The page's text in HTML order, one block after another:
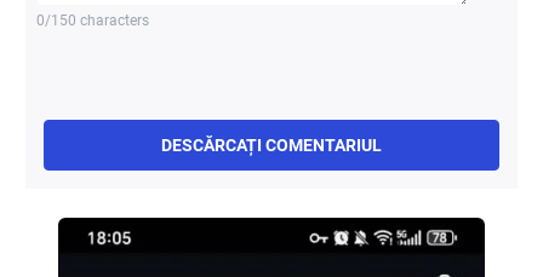
0/150 characters
DESCĂRCAȚI COMENTARIUL